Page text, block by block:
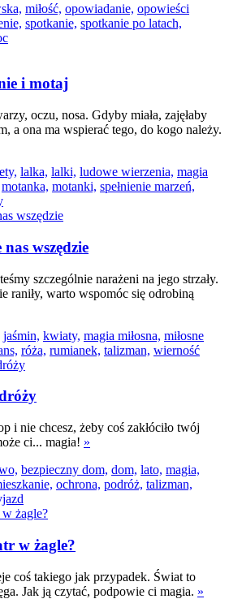
miłość, opowiadanie, opowieści
spotkanie, spotkanie po latach,
i motaj
oczu, nosa. Gdyby miała, zajęłaby
a ona ma wspierać tego, do kogo należy.
lalka, lalki, ludowe wierzenia, magia
motanka, motanki, spełnienie marzeń,
wszędzie
szczególnie narażeni na jego strzały.
raniły, warto wspomóc się odrobiną
jaśmin, kwiaty, magia miłosna, miłosne
róża, rumianek, talizman, wierność
i nie chcesz, żeby coś zakłóciło twój
ci... magia! »
bezpieczny dom, dom, lato, magia,
ochrona, podróż, talizman,
w żagle?
coś takiego jak przypadek. Świat to
Jak ją czytać, podpowie ci magia. »